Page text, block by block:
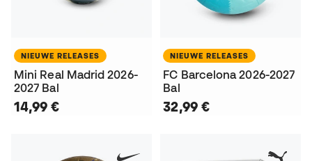
NIEUWE RELEASES
Mini Real Madrid 2026-
2027 Bal
14,99 €
NIEUWE RELEASES
FC Barcelona 2026-2027
Bal
32,99 €